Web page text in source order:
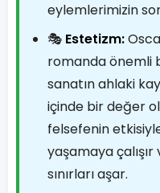
eylemlerimizin
🎭 Estetizm:
romanda önemli
sanatın ahlaki
içinde bir değer
felsefenin
yaşamaya çalışır
sınırları aşar.